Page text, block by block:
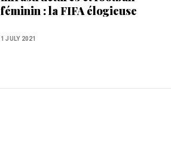
féminin : la FIFA élogieuse
1 JULY 2021